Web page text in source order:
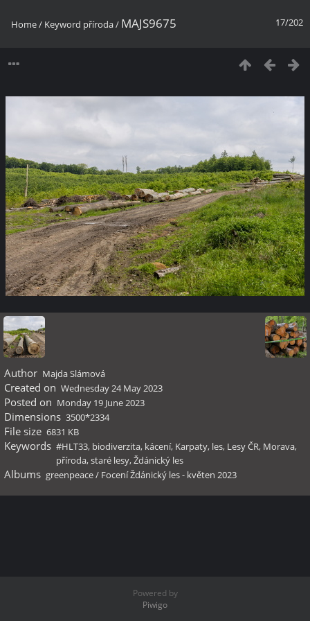
17/202
Home/ Keyword příroda/ MAJS9675
Author Majda Slámová
Created on Wednesday 24 May 2023
Posted on Monday 19 June 2023
Dimensions 3500*2334
File size 6831 KB
Keywords #HLT33, biodiverzita, kácení, Karpaty, les, Lesy ČR, Morava,
příroda,staré lesy,Ždánický les
Albums greenpeace/ Focení Ždánický les - květen 2023
Powered by
Piwigo